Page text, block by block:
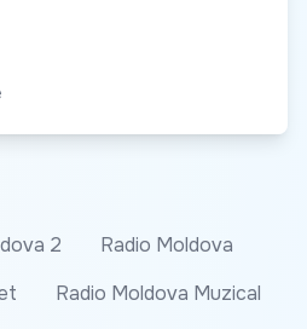
2
Radio Moldova
Radio Moldova Muzical